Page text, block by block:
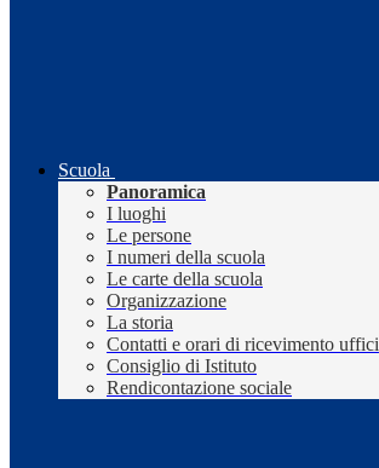
Scuola
Panoramica
I luoghi
Le persone
I numeri della scuola
Le carte della scuola
Organizzazione
La storia
Contatti e orari di ricevimento uffici
Consiglio di Istituto
Rendicontazione sociale